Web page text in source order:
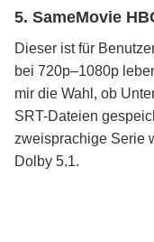
5. SameMovie
Dieser ist für
bei 720p–1080p
mir die Wahl, ob
SRT-Dateien
zweisprachige Serie
Dolby 5.1.